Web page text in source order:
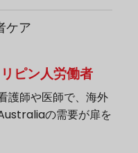
ケア
ピン人労働者
護師や医師で、海外
の需要が扉を